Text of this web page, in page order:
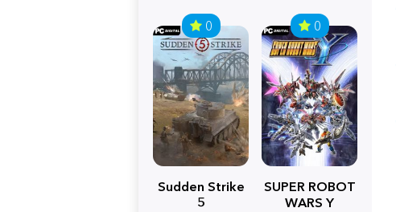
0
Sudden Strike
5
0
SUPER ROBOT
WARS Y